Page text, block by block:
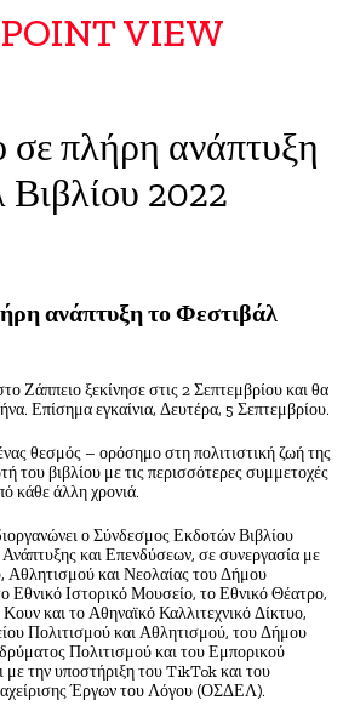
VIEW
σε πλήρη ανάπτυξη
Βιβλίου 2022
ανάπτυξη το Φεστιβάλ
Ζάππειο ξεκίνησε στις 2 Σεπτεμβρίου και θα
Επίσημα εγκαίνια, Δευτέρα, 5 Σεπτεμβρίου.
θεσμός – ορόσημο στη πολιτιστική ζωή της
του βιβλίου με τις περισσότερες συμμετοχές
κάθε άλλη χρονιά.
ο Σύνδεσμος Εκδοτών Βιβλίου
και Επενδύσεων, σε συνεργασία με
Αθλητισμού και Νεολαίας του Δήμου
Ιστορικό Μουσείο, το Εθνικό Θέατρο,
και το Αθηναϊκό Καλλιτεχνικό Δίκτυο,
Πολιτισμού και Αθλητισμού, του Δήμου
Πολιτισμού και του Εμπορικού
την υποστήριξη του TikTok και του
Έργων του Λόγου (ΟΣΔΕΛ).